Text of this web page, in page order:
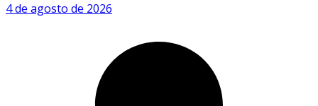
4 de agosto de 2026